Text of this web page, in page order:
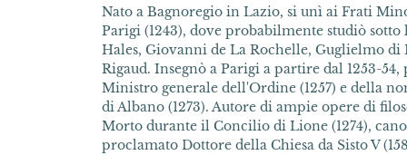
Nato a Bagnoregio in Lazio, si unì ai Frati
Parigi (1243), dove probabilmente studiò sotto
Hales, Giovanni de La Rochelle, Guglielmo di
Rigaud. Insegnò a Parigi a partire dal 1253-
Ministro generale dell'Ordine (1257) e della
di Albano (1273). Autore di ampie opere di
Morto durante il Concilio di Lione (1274),
proclamato Dottore della Chiesa da Sisto V